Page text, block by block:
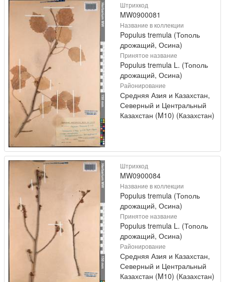
Штрихкод
MW0900081
Название в коллекции
Populus tremula (Тополь
дрожащий, Осина)
Принятое название
Populus tremula L. (Тополь
дрожащий, Осина)
Районирование
Средняя Азия и Казахстан,
Северный и Центральный
Казахстан (M10) (Казахстан)
Штрихкод
MW0900084
Название в коллекции
Populus tremula (Тополь
дрожащий, Осина)
Принятое название
Populus tremula L. (Тополь
дрожащий, Осина)
Районирование
Средняя Азия и Казахстан,
Северный и Центральный
Казахстан (M10) (Казахстан)